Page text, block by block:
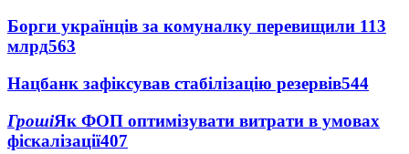
Борги українців за комуналку перевищили 113
млрд563
Нацбанк зафіксував стабілізацію резервів544
ГрошіЯк ФОП оптимізувати витрати в умовах
фіскалізації407